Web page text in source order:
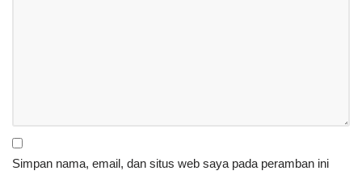
Simpan nama, email, dan situs web saya pada peramban ini